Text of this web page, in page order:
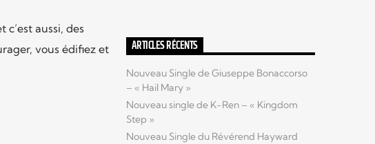
aussi, des
vous édifiez et
ARTICLES RÉCENTS
Nouveau Single de Giuseppe Bonaccorso
– « Hail Mary »
Nouveau single de K-Ren – « Kingdom
Step »
Nouveau Single du Révérend Hayward